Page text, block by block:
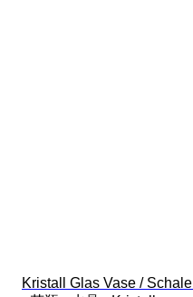
Kristall Glas Vase / Schale